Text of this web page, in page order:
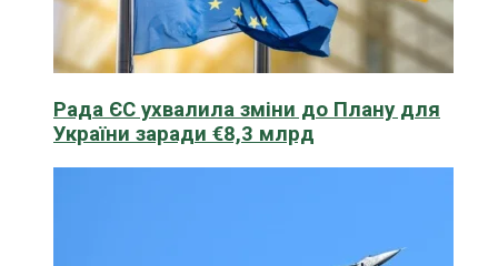
Рада ЄС ухвалила зміни до Плану для
України заради €8,3 млрд